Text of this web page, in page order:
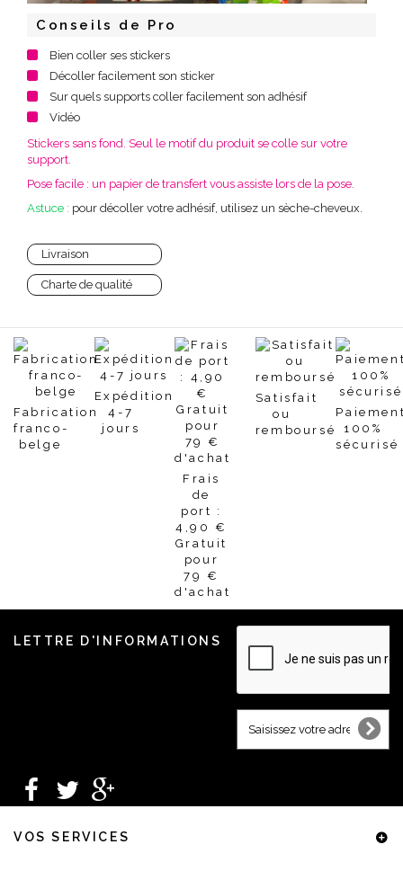
Conseils de Pro
Bien coller ses stickers
Décoller facilement son sticker
Sur quels supports coller facilement son adhésif
Vidéo
Stickers sans fond. Seul le motif du produit se colle sur votre
support.
Pose facile : un papier de transfert vous assiste lors de la pose.
Astuce : pour décoller votre adhésif, utilisez un sèche-cheveux.
Livraison
Charte de qualité
Fabrication
franco-
belge
Expédition
4-7
jours
Frais
de
port :
4,90 €
Gratuit
pour
79 €
d'achat
Satisfait
ou
remboursé
100%
sécurisé
LETTRE D'INFORMATIONS
VOS SERVICES